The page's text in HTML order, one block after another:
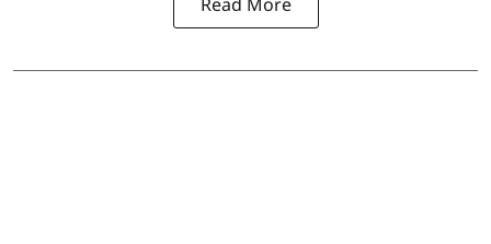
Read More